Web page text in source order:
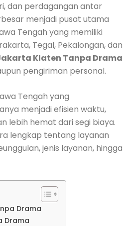
dan perdagangan antar
menjadi pusat utama
Tengah yang memiliki
Tegal, Pekalongan, dan
Klaten Tanpa Drama
pengiriman personal.
Tengah yang
menjadi efisien waktu,
lebih hemat dari segi biaya.
lengkap tentang layanan
jenis layanan, hingga
Drama
Drama